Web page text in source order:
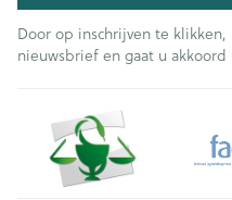
Door op inschrijven te klikken,
nieuwsbrief en gaat u akkoord